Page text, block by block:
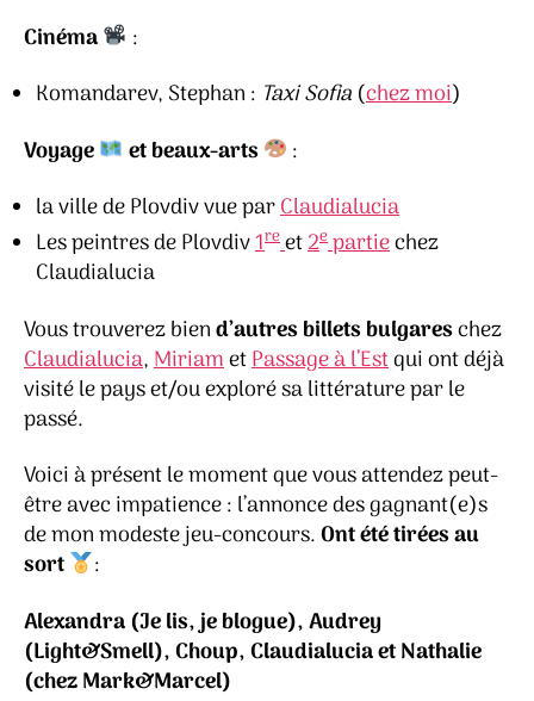
Cinéma
:
Komandarev, Stephan : Taxi Sofia (chez moi)
Voyage
et beaux-arts
:
la ville de Plovdiv vue parClaudialucia
Les peintres de Plovdiv1reet2epartiechez
Claudialucia
Vous trouverez biend’autres billets bulgareschez
Claudialucia,MiriametPassage à l’Estqui ont déjà
visité le pays et/ou exploré sa littérature par le
passé.
Voici à présent le moment que vous attendez peut-
être avec impatience : l’annonce des gagnant(e)s
de mon modeste jeu-concours.Ont été tirées au
sort
:
Alexandra (Je lis, je blogue), Audrey
(Light&Smell), Choup, Claudialucia et Nathalie
(chez Mark&Marcel)